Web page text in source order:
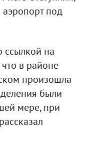
аэропорт под
ссылкой на
в районе
произошла
были
мере, при